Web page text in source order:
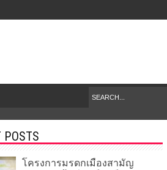
POSTS
โครงการมรดกเมืองสามัญ